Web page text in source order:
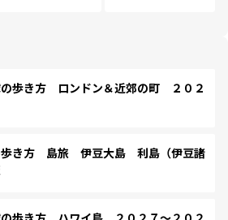
歩き方 ロンドン＆近郊の町 ２０２
き方 島旅 伊豆大島 利島（伊豆諸